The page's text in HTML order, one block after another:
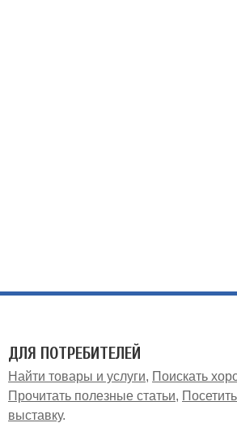
ДЛЯ ПОТРЕБИТЕЛЕЙ
Найти товары и услуги
Поискать
Прочитать полезные статьи
выставку